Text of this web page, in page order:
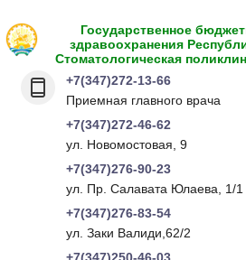
Государственное
здравоохранения
Стоматологическая
+7(347)272-13-66
Приемная главного врача
+7(347)272-46-62
ул. Новомостовая, 9
+7(347)276-90-23
ул. Пр. Салавата Юлаева, 1/1
+7(347)276-83-54
ул. Заки Валиди,62/2